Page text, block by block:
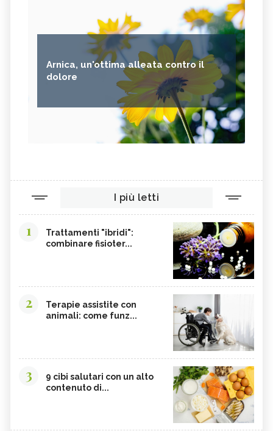
Arnica, un'ottima alleata contro il
dolore
I più letti
1
Trattamenti "ibridi":
combinare fisioter...
2
Terapie assistite con
animali: come funz...
3
9 cibi salutari con un alto
contenuto di...